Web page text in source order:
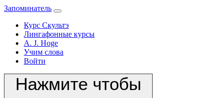
Запоминатель
Курс Скультэ
Лингафонные курсы
A. J. Hoge
Учим слова
Войти
Нажмите чтобы